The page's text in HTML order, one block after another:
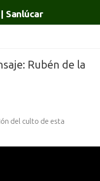
Rubén de la
del culto de esta